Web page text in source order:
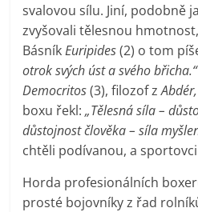
svalovou sílu. Jiní, podobně
zvyšovali tělesnou
BásníkEuripides(2) o tom
otrok svých úst a svého břicha.“
Democritos(3), filozof zAbdér,
boxu řekl: „Tělesná síla –
důstojnost člověka – síla
chtěli podívanou, a
Horda profesionálních
prosté bojovníky z řad